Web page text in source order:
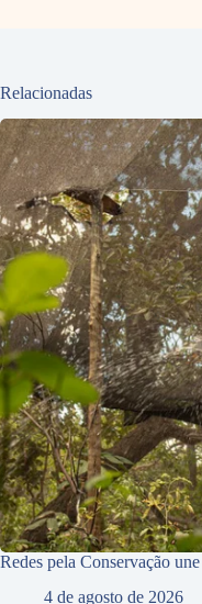
Relacionadas
Redes pela Conservação
4 de agosto de 2026